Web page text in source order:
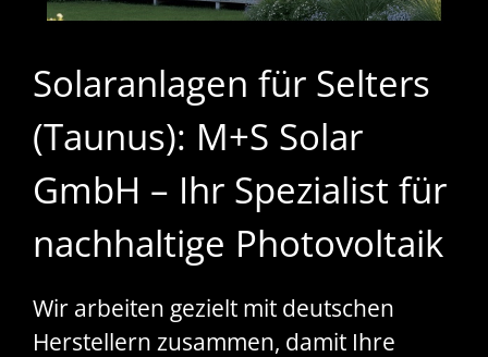
Solaranlagen für Selters
(Taunus): M+S Solar
GmbH – Ihr Spezialist für
nachhaltige Photovoltaik
Wir arbeiten gezielt mit deutschen
Herstellern zusammen, damit Ihre